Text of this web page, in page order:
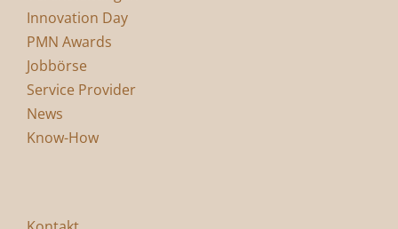
Innovation Day
PMN Awards
Jobbörse
Service Provider
News
Know-How